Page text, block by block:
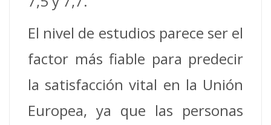
El nivel de estudios parece ser el
factor más fiable para predecir
la satisfacción vital en la Unión
Europea, ya que las personas